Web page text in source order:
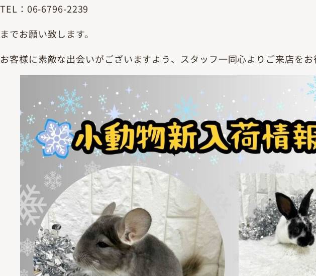
TEL：06-6796-2239
までお願い致します。
お客様に素敵な出会いがございますよう、スタッフ一同心よりご来店をお